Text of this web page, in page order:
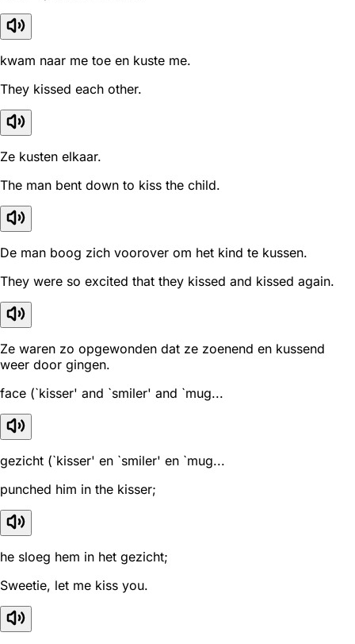
kwam naar me toe en kuste me.
They kissed each other.
Ze kusten elkaar.
The man bent down to kiss the child.
De man boog zich voorover om het kind te kussen.
They were so excited that they kissed and kissed again.
Ze waren zo opgewonden dat ze zoenend en kussend
weer door gingen.
face (`kisser' and `smiler' and `mug...
gezicht (`kisser' en `smiler' en `mug...
punched him in the kisser;
he sloeg hem in het gezicht;
Sweetie, let me kiss you.